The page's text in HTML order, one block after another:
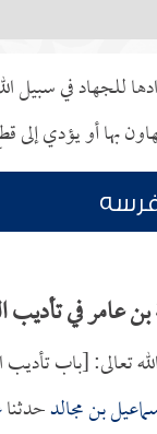
للجهاد في
بها أو يؤدي إلى
عامر في تأديب
تعالى: [باب
بن مجالدحدثنا